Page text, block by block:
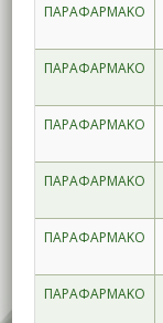
ΠΑΡΑΦΑΡΜΑΚΟ
ΠΑΡΑΦΑΡΜΑΚΟ
ΠΑΡΑΦΑΡΜΑΚΟ
ΠΑΡΑΦΑΡΜΑΚΟ
ΠΑΡΑΦΑΡΜΑΚΟ
ΠΑΡΑΦΑΡΜΑΚΟ